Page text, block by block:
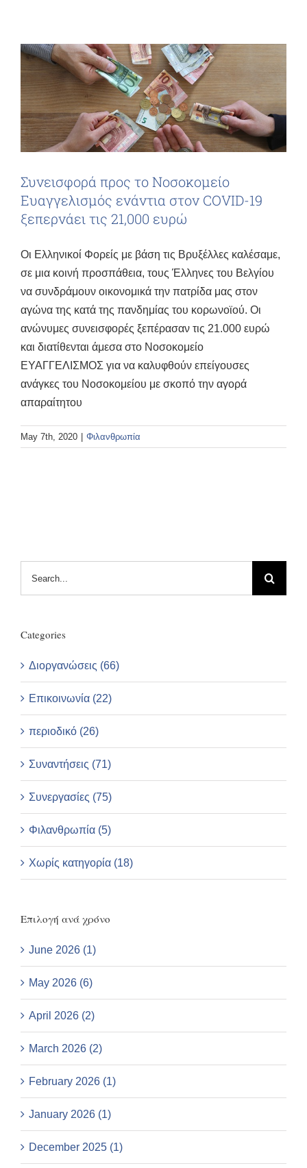
Συνεισφορά προς το Νοσοκομείο
Ευαγγελισμός ενάντια στον COVID-19
ξεπερνάει τις 21,000 ευρώ
Οι Ελληνικοί Φορείς με βάση τις Βρυξέλλες καλέσαμε,
σε μια κοινή προσπάθεια, τους Έλληνες του Βελγίου
να συνδράμουν οικονομικά την πατρίδα μας στον
αγώνα της κατά της πανδημίας του κορωνοϊού. Οι
ανώνυμες συνεισφορές ξεπέρασαν τις 21.000 ευρώ
και διατίθενται άμεσα στο Νοσοκομείο
ΕΥΑΓΓΕΛΙΣΜΟΣ για να καλυφθούν επείγουσες
ανάγκες του Νοσοκομείου με σκοπό την αγορά
απαραίτητου
May 7th, 2020 Φιλανθρωπία
Categories
Διοργανώσεις (66)
Επικοινωνία (22)
περιοδικό (26)
Συναντήσεις (71)
Συνεργασίες (75)
Φιλανθρωπία (5)
Χωρίς κατηγορία (18)
Επιλογή ανά χρόνο
June 2026 (1)
May 2026 (6)
April 2026 (2)
March 2026 (2)
February 2026 (1)
January 2026 (1)
December 2025 (1)